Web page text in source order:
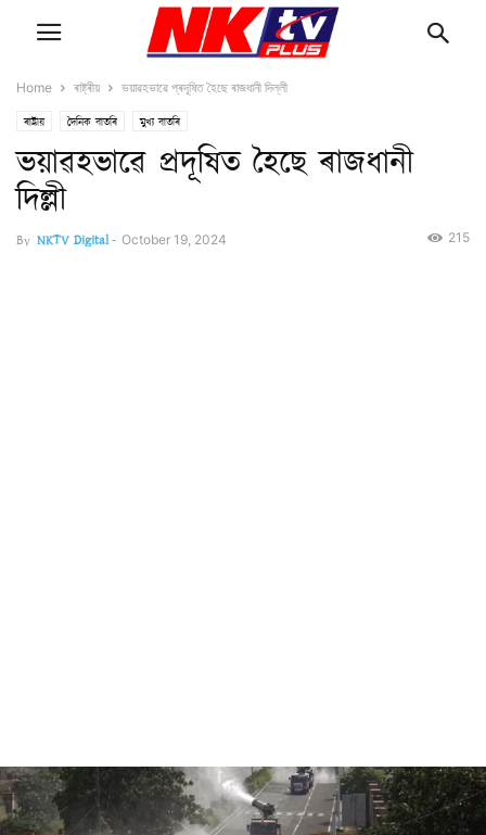
Home ৰাষ্ট্ৰীয় ভয়াৱহভাৱে প্ৰদূষিত হৈছে ৰাজধানী দিল্লী
ৰাষ্ট্ৰীয় দৈনিক বাতৰি মুখ্য বাতৰি
ভয়াৱহভাৱে প্ৰদূষিত হৈছে ৰাজধানী
দিল্লী
By NKTV Digital- October 19, 2024 215